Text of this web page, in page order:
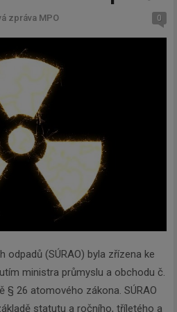
zpráva MPO 0
odpadů (SÚRAO) byla zřízena ke
ministra průmyslu a obchodu č.
§ 26 atomového zákona. SÚRAO
statutu a ročního, tříletého a